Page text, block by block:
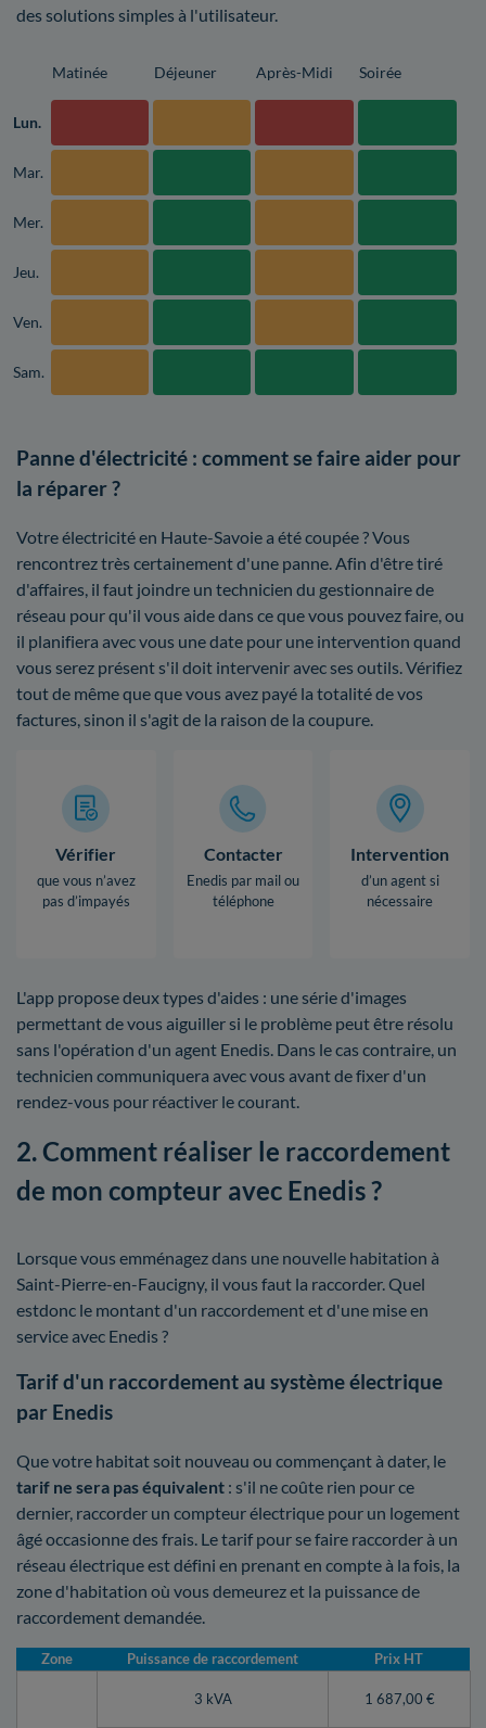
des solutions simples à l'utilisateur.
Matinée Déjeuner Après-Midi Soirée
Lun.
Mar.
Mer.
Jeu.
Ven.
Sam.
Panne d'électricité : comment se faire aider pour
la réparer ?
Votre électricité en Haute-Savoie a été coupée ? Vous
rencontrez très certainement d'une panne. Afin d'être tiré
d'affaires, il faut joindre un technicien du gestionnaire de
réseau pour qu'il vous aide dans ce que vous pouvez faire, ou
il planifiera avec vous une date pour une intervention quand
vous serez présent s'il doit intervenir avec ses outils. Vérifiez
tout de même que que vous avez payé la totalité de vos
factures, sinon il s'agit de la raison de la coupure.
Vérifier
que vous n’avez
pas d’impayés
Contacter
Enedis par mail ou
téléphone
Intervention
d’un agent si
nécessaire
L'app propose deux types d'aides : une série d'images
permettant de vous aiguiller si le problème peut être résolu
sans l'opération d'un agent Enedis. Dans le cas contraire, un
technicien communiquera avec vous avant de fixer d'un
rendez-vous pour réactiver le courant.
2. Comment réaliser le raccordement
de mon compteur avec Enedis ?
Lorsque vous emménagez dans une nouvelle habitation à
Saint-Pierre-en-Faucigny, il vous faut la raccorder. Quel
estdonc le montant d'un raccordement et d'une mise en
service avec Enedis ?
Tarif d'un raccordement au système électrique
par Enedis
Que votre habitat soit nouveau ou commençant à dater, le
tarif ne sera pas équivalent : s'il ne coûte rien pour ce
dernier, raccorder un compteur électrique pour un logement
âgé occasionne des frais. Le tarif pour se faire raccorder à un
réseau électrique est défini en prenant en compte à la fois, la
zone d'habitation où vous demeurez et la puissance de
raccordement demandée.
Zone Puissance de raccordement Prix HT
3 kVA 1 687,00 €